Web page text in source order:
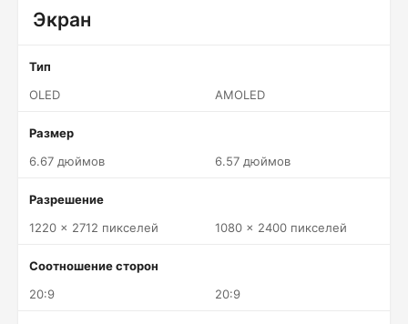
Экран
Тип
OLED
AMOLED
Размер
6.67 дюймов
6.57 дюймов
Разрешение
1220 x 2712 пикселей
1080 x 2400 пикселей
Соотношение сторон
20:9
20:9